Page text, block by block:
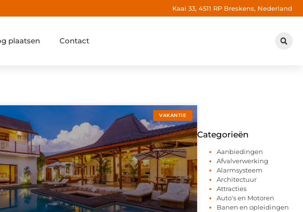
Kaai 33, 4511 RP Breskens, Nederland
plaatsen Contact
VAKANTIE
Categorieën
Aanbiedingen
Afvalverwerking
Alarmsysteem
Architectuur
Attracties
Auto's en Motoren
Banen en opleidingen